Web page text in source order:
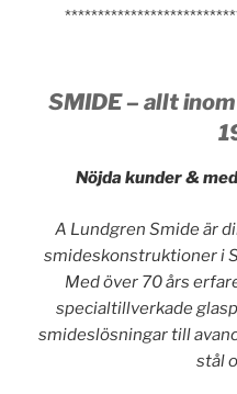
SMIDE – allt
Nöjda kunder &
A Lundgren Smide är
smideskonstruktioner i
Med över 70 års
specialtillverkade
smideslösningar till
stål